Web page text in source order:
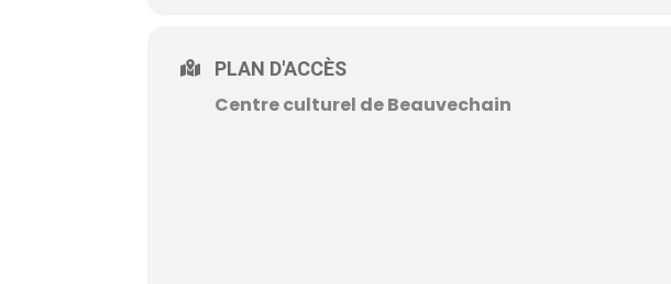
PLAN D'ACCÈS
Centre culturel de Beauvechain